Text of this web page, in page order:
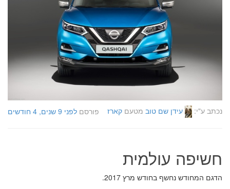
נכתב ע"י: עידן שם טוב מטעם קארז פורסם לפני 9 שנים, 4 חודשים
חשיפה עולמית
הדגם המחודש נחשף בחודש מרץ 2017.